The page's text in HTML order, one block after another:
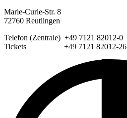
Marie-Curie-Str. 8
72760 Reutlingen
Telefon (Zentrale) +49 7121 82012-0
Tickets +49 7121 82012-26